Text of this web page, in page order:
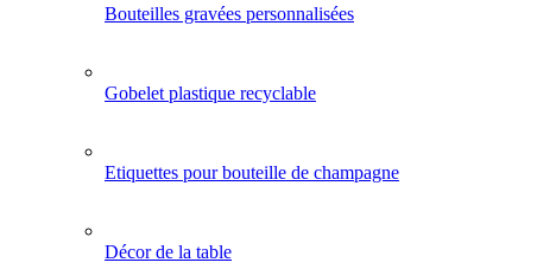
Bouteilles gravées personnalisées
Gobelet plastique recyclable
Etiquettes pour bouteille de champagne
Décor de la table